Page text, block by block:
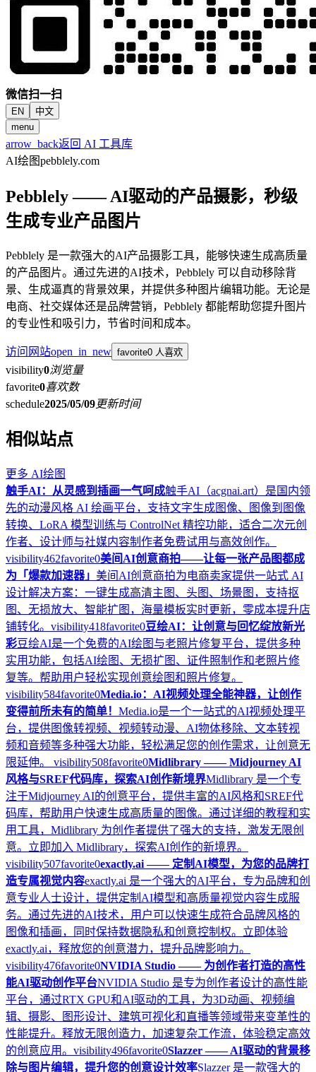
微信扫一扫
EN
中文
menu
arrow_back返回 AI 工具库
AI绘图pebblely.com
Pebblely —— AI驱动的产品摄影，秒级
生成专业产品图片
Pebblely 是一款强大的AI产品摄影工具，能够快速生成高质量
的产品图片。通过先进的AI技术，Pebblely 可以自动移除背
景、生成逼真的背景效果，并提供多种图片编辑功能。无论是
电商、社交媒体还是品牌营销，Pebblely 都能帮助您提升图片
的专业性和吸引力，节省时间和成本。
访问网站open_in_new favorite0 人喜欢
visibility0浏览量
favorite0喜欢数
schedule2025/05/09更新时间
相似站点
更多 AI绘图
触手AI：从灵感到插画一气呵成触手AI（acgnai.art）是国内领
先的动漫风格 AI 绘画平台，支持文字生成图像、图像到图像
转换、LoRA 模型训练与 ControlNet 精控功能，适合二次元创
作者、设计师与社媒内容制作者免费试用与高效创作。
visibility462favorite0美间AI创意商拍——让每一张产品图都成
为「爆款加速器」 美间AI创意商拍为电商卖家提供一站式 AI
设计解决方案：一键生成高清主图、头图、场景图，支持抠
图、无损放大、智能扩图，海量模板实时更新，零成本提升店
铺转化。 visibility418favorite0豆绘AI：让创意与回忆绽放新光
彩豆绘AI是一个免费的AI绘图与老照片修复平台，提供多种
实用功能，包括AI绘图、无损扩图、证件照制作和老照片修
复等。帮助用户轻松实现创意绘图和照片修复。
visibility584favorite0Media.io：AI视频处理全能神器，让创作
变得前所未有的简单！ Media.io是一个一站式的AI视频处理平
台，提供图像转视频、视频转动漫、AI物体移除、文本转视
频和音频等多种强大功能，轻松满足您的创作需求，让创意无
限延伸。 visibility508favorite0Midlibrary —— Midjourney AI
风格与SREF代码库，探索AI创作新境界Midlibrary 是一个专
注于Midjourney AI的创意平台，提供丰富的AI风格和SREF代
码库，帮助用户快速生成高质量的图像。通过详细的教程和实
用工具，Midlibrary 为创作者提供了强大的支持，激发无限创
意。立即加入 Midlibrary，探索AI创作的新境界。
visibility507favorite0exactly.ai —— 定制AI模型，为您的品牌打
造专属视觉内容exactly.ai 是一个强大的AI平台，专为品牌和创
意专业人士设计，提供定制AI模型和高质量视觉内容生成服
务。通过先进的AI技术，用户可以快速生成符合品牌风格的
图像和插画，同时保持数据隐私和创意控制权。立即体验
exactly.ai，释放您的创意潜力，提升品牌影响力。
visibility476favorite0NVIDIA Studio —— 为创作者打造的高性
能AI驱动创作平台NVIDIA Studio 是专为创作者设计的高性能
平台，通过RTX GPU和AI驱动的工具，为3D动画、视频编
辑、摄影、图形设计、建筑可视化和直播等领域带来变革性的
性能提升。释放无限创造力，加速复杂工作流，体验稳定高效
的创意应用。 visibility496favorite0Slazzer —— AI驱动的背景移
除与图片编辑，提升您的创意设计效率Slazzer 是一款强大的